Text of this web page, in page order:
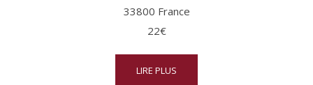
33800 France
22€
LIRE PLUS